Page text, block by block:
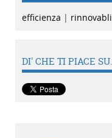
efficienza | rinnovabli
DI' CHE TI PIACE